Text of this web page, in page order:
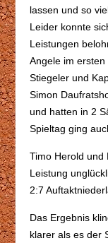
lassen und so
Leider konnte
Leistungen
Angele im
Stiegeler und
Simon
und hatten in 2
Spieltag ging
Timo Herold und
Leistung
2:7
Das Ergebnis
klarer als es der